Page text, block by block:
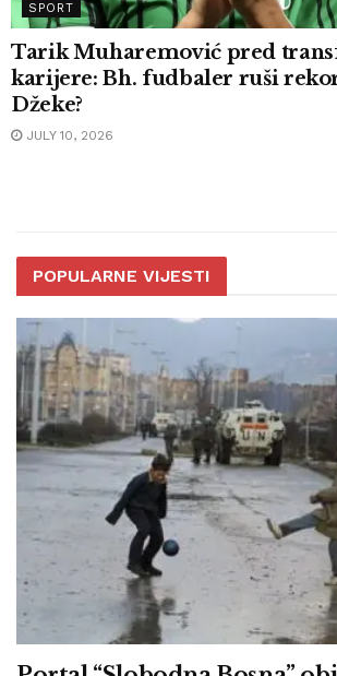
SPORT
Tarik Muharemović pred
karijere: Bh. fudbaler ruši
Džeke?
JULY 10, 2026
POPULARNE VIJESTI